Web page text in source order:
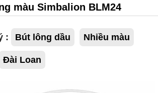
màu Simbalion BLM24
: Bút lông dầu Nhiều màu
Đài Loan